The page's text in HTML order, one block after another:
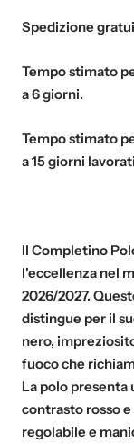
Spedizione
Tempo stimato
a 6 giorni.
Tempo stimato
a 15 giorni
Il Completino
l'eccellenza nel
2026/2027.
distingue per il
nero,
fuoco che
La polo
contrasto rosso
regolabile e